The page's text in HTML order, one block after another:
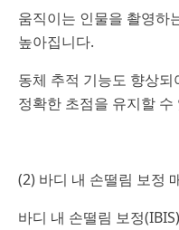
움직이는 인물을 촬영하
높아집니다.
동체 추적 기능도 향상
정확한 초점을 유지할 수
(2) 바디 내 손떨림 보정
바디 내 손떨림 보정